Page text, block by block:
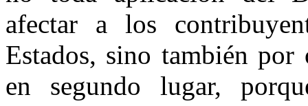
afectar a los
Estados, sino también
en segundo lugar,